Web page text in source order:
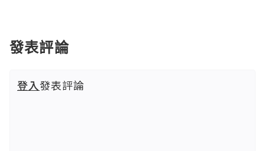
發表評論
登入發表評論